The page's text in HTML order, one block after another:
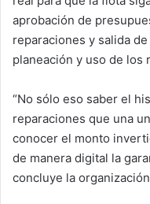
aprobación de
reparaciones y salida
planeación y uso de los
“No sólo eso saber el
reparaciones que una
conocer el monto
de manera digital la
concluye la